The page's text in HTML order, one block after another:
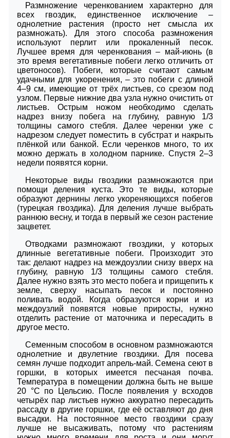
Размножение черенкованием характерно для
всех гвоздик, единственное исключение –
однолетние растения (просто нет смысла их
размножать). Для этого способа размножения
используют перлит или прокаленный песок.
Лучшее время для черенкования – май-июнь (в
это время вегетативные побеги легко отличить от
цветоносов). Побеги, которые считают самым
удачными для укоренения, – это побеги с длиной
4–9 см, имеющие от трёх листьев, со срезом под
узлом. Первые нижние два узла нужно очистить от
листьев. Острым ножом необходимо сделать
надрез внизу побега на глубину, равную 1/3
толщины самого стебля. Далее черенки уже с
надрезом следует поместить в субстрат и накрыть
плёнкой или банкой. Если черенков много, то их
можно держать в холодном парнике. Спустя 2–3
недели появятся корни.
Некоторые виды гвоздики размножаются при
помощи деления куста. Это те виды, которые
образуют дернины легко укореняющихся побегов
(турецкая гвоздика). Для деления лучше выбрать
раннюю весну, и тогда в первый же сезон растение
зацветет.
Отводками размножают гвоздики, у которых
длинные вегетативные побеги. Произходит это
так: делают надрез на междоузлии снизу вверх на
глубину, равную 1/3 толщины самого стебля.
Далее нужно взять это место побега и прищепить к
земле, сверху насыпать песок и постоянно
поливать водой. Когда образуются корни и из
междоузлий появятся новые приросты, нужно
отделить растение от маточника и пересадить в
другое место.
Семенным способом в основном размножаются
однолетние и двулетние гвоздики. Для посева
семян лучше подходит апрель-май. Семена сеют в
горшки, в которых имеется песчаная почва.
Температура в помещении должна быть не выше
20 °C по Цельсию. После появления у всходов
четырёх пар листьев нужно аккуратно пересадить
рассаду в другие горшки, где её оставляют до дня
высадки. На постоянное место гвоздики сразу
лучше не высаживать, потому что растениям